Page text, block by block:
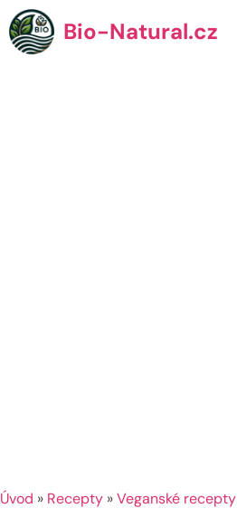
Přeskočit
na
obsah
Bio-Natural.cz
Úvod » Recepty »Veganské recepty